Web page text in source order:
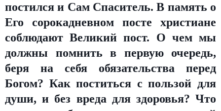
постился и Сам Спаситель. В память о
Его сорокадневном посте христиане
соблюдают Великий пост. О чем мы
должны помнить в первую очередь,
беря на себя обязательства перед
Богом? Как поститься с пользой для
души, и без вреда для здоровья? Что